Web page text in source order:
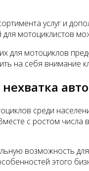
услуг и
мотоциклистов
для мотоциклов
на себя внимание
среди
с ростом
возможность
этого